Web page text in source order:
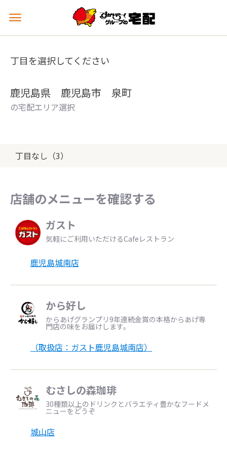
メ
ュ
を
丁目を選択してください
鹿児島県 鹿児島市 泉町
の宅配エリア選択
丁目なし（3）
店舗のメニューを確認する
ガスト
気軽にご利用いただけるCafeレストラン
鹿児島城南店
から好し
からあげグランプリ9年連続金賞の本格からあげ専
門店の味をお届けします。
（取扱店：ガスト鹿児島城南店）
むさしの森珈琲
30種類以上のドリンクとバラエティ豊かなフードメ
ニューをどうぞ
城山店